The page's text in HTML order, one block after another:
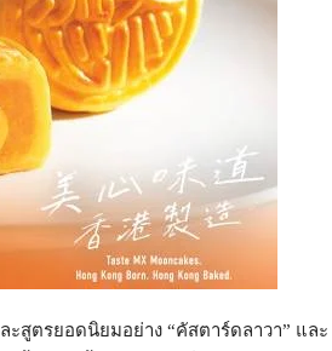
สูตรยอดนิยมอย่าง “คัสตาร์ดลาวา” และ